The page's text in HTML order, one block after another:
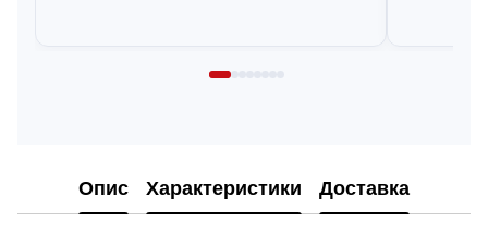
Опис Характеристики Доставка